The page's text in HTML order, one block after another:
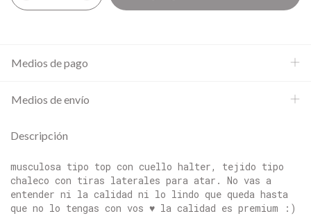
Medios de pago
Medios de envío
Descripción
musculosa tipo top con cuello halter, tejido tipo
chaleco con tiras laterales para atar. No vas a
entender ni la calidad ni lo lindo que queda hasta
que no lo tengas con vos ♥ la calidad es premium :)